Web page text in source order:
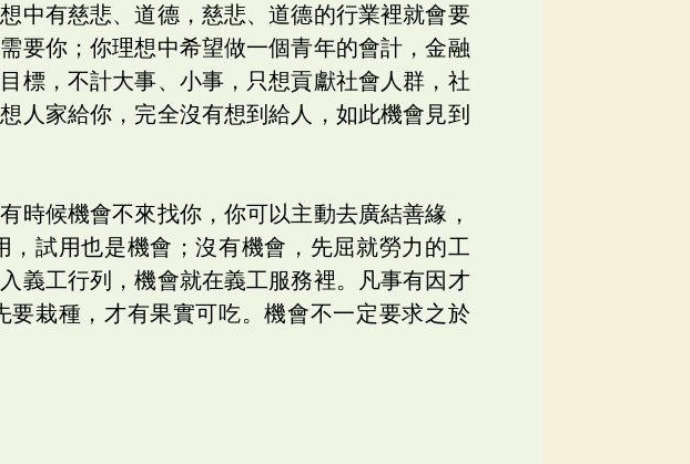
中有慈悲、道德，慈悲、道德的行業裡就會要
要你；你理想中希望做一個青年的會計，金融
標，不計大事、小事，只想貢獻社會人群，社
人家給你，完全沒有想到給人，如此機會見到
時候機會不來找你，你可以主動去廣結善緣，
試用也是機會；沒有機會，先屈就勞力的工
義工行列，機會就在義工服務裡。凡事有因才
栽種，才有果實可吃。機會不一定要求之於